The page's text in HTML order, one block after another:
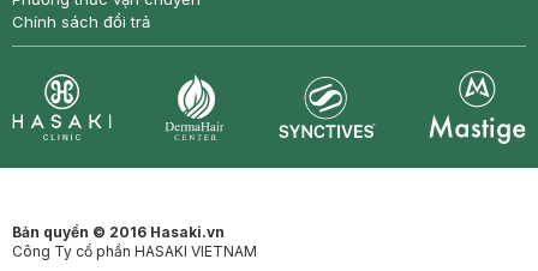
Chính sách đổi trả
Bản quyền © 2016 Hasaki.vn
Công Ty cổ phần HASAKI VIETNAM